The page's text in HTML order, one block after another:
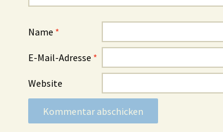
Name *
E-Mail-Adresse *
Website